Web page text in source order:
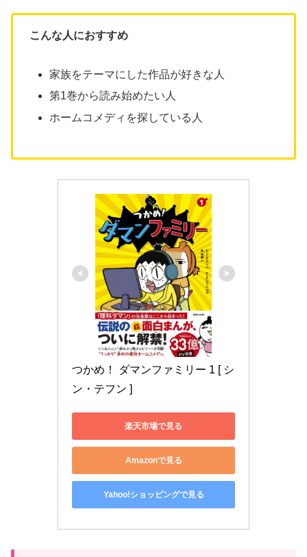
こんな人におすすめ
家族をテーマにした作品が好きな人
第1巻から読み始めたい人
ホームコメディを探している人
つかめ！ ダマンファミリー 1 [ シ
ン・テフン ]
楽天市場で見る
Amazonで見る
Yahoo!ショッピングで見る